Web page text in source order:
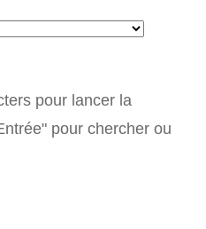
pour lancer la
pour chercher ou